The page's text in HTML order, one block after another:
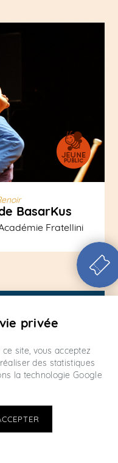
BasarKus
Fratellini
privée
site, vous acceptez
des statistiques
la technologie Google